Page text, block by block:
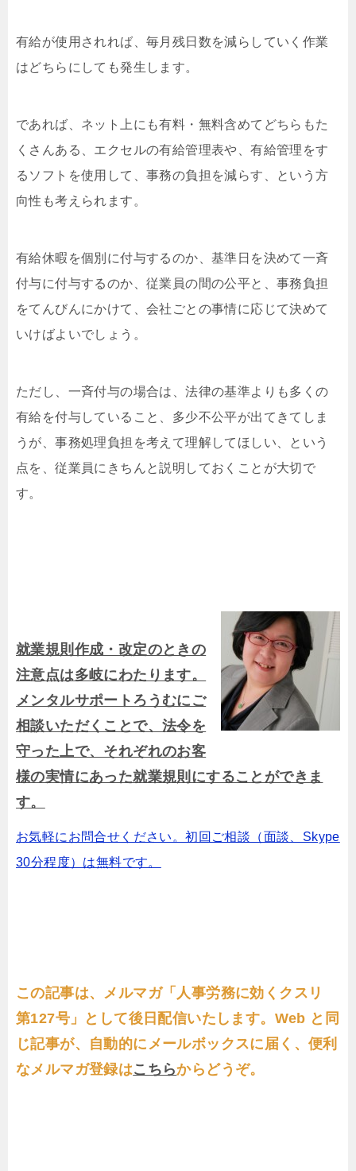
有給が使用されれば、毎月残日数を減らしていく作業
はどちらにしても発生します。
であれば、ネット上にも有料・無料含めてどちらもた
くさんある、エクセルの有給管理表や、有給管理をす
るソフトを使用して、事務の負担を減らす、という方
向性も考えられます。
有給休暇を個別に付与するのか、基準日を決めて一斉
付与に付与するのか、従業員の間の公平と、事務負担
をてんびんにかけて、会社ごとの事情に応じて決めて
いけばよいでしょう。
ただし、一斉付与の場合は、法律の基準よりも多くの
有給を付与していること、多少不公平が出てきてしま
うが、事務処理負担を考えて理解してほしい、という
点を、従業員にきちんと説明しておくことが大切で
す。
就業規則作成・改定のときの
注意点は多岐にわたります。
メンタルサポートろうむにご
相談いただくことで、法令を
守った上で、それぞれのお客
様の実情にあった就業規則にすることができま
す。
お気軽にお問合せください。初回ご相談（面談、Skype
30分程度）は無料です。
この記事は、メルマガ「人事労務に効くクスリ
第127号」として後日配信いたします。Web と同
じ記事が、自動的にメールボックスに届く、便利
なメルマガ登録はこちらからどうぞ。